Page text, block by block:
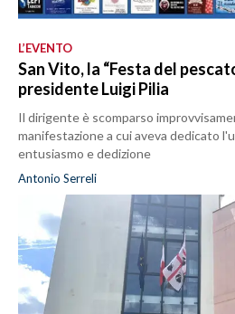
L’EVENTO
San Vito, la “Festa del
presidente Luigi Pilia
Il dirigente è scomparso
manifestazione a cui aveva dedicato
entusiasmo e dedizione
Antonio Serreli